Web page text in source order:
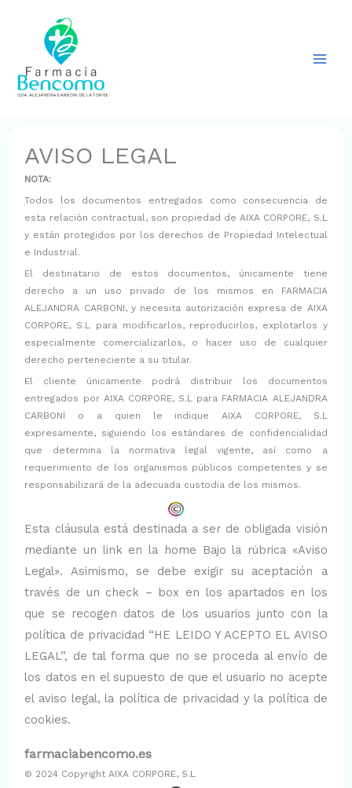
contenido
AVISO LEGAL
NOTA:
Todos los documentos entregados como consecuencia de
esta relación contractual, son propiedad de AIXA CORPORE, S.L
y están protegidos por los derechos de Propiedad Intelectual
e Industrial.
El destinatario de estos documentos, únicamente tiene
derecho a un uso privado de los mismos en FARMACIA
ALEJANDRA CARBONI, y necesita autorización expresa de AIXA
CORPORE, S.L para modificarlos, reproducirlos, explotarlos y
especialmente comercializarlos, o hacer uso de cualquier
derecho perteneciente a su titular.
El cliente únicamente podrá distribuir los documentos
entregados por AIXA CORPORE, S.L para FARMACIA ALEJANDRA
CARBONI o a quien le indique AIXA CORPORE, S.L
expresamente, siguiendo los estándares de confidencialidad
que determina la normativa legal vigente, así como a
requerimiento de los organismos públicos competentes y se
responsabilizará de la adecuada custodia de los mismos.
Esta cláusula está destinada a ser de obligada visión
mediante un link en la home Bajo la rúbrica «Aviso
Legal». Asimismo, se debe exigir su aceptación a
través de un check – box en los apartados en los
que se recogen datos de los usuarios junto con la
política de privacidad “HE LEIDO Y ACEPTO EL AVISO
LEGAL”, de tal forma que no se proceda al envío de
los datos en el supuesto de que el usuario no acepte
el aviso legal, la política de privacidad y la política de
cookies.
farmaciabencomo.es
© 2024 Copyright AIXA CORPORE, S.L